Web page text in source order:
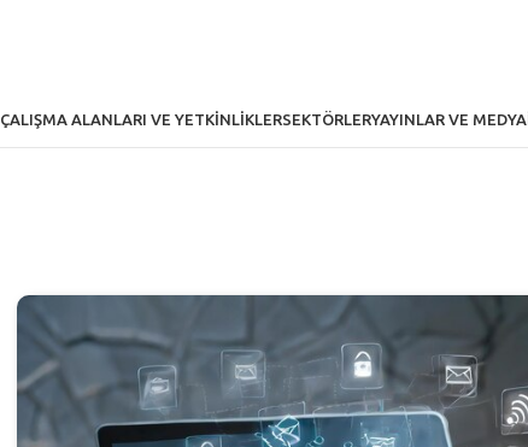
ÇALIŞMA ALANLARI VE YETKINLIKLERSEKTÖRLERYAYINLAR VE MEDYA